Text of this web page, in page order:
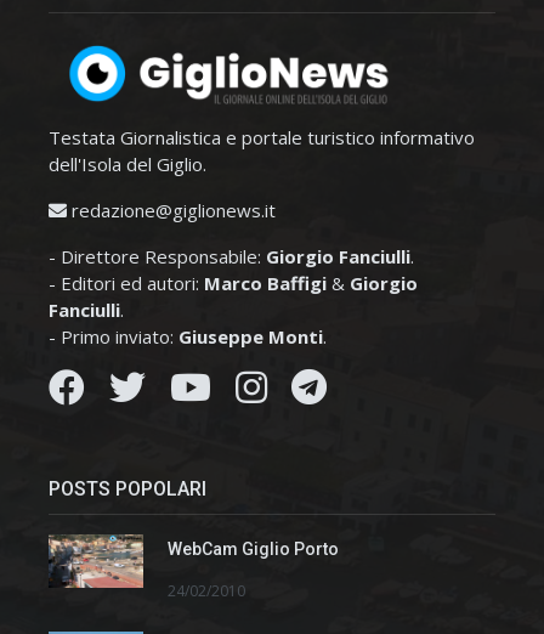
Testata Giornalistica e portale turistico informativo
dell'Isola del Giglio.
redazione@giglionews.it
- Direttore Responsabile: Giorgio Fanciulli.
- Editori ed autori: Marco Baffigi & Giorgio
Fanciulli.
- Primo inviato: Giuseppe Monti.
POSTS POPOLARI
WebCam Giglio Porto
24/02/2010